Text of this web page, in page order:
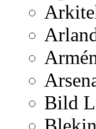
Bild